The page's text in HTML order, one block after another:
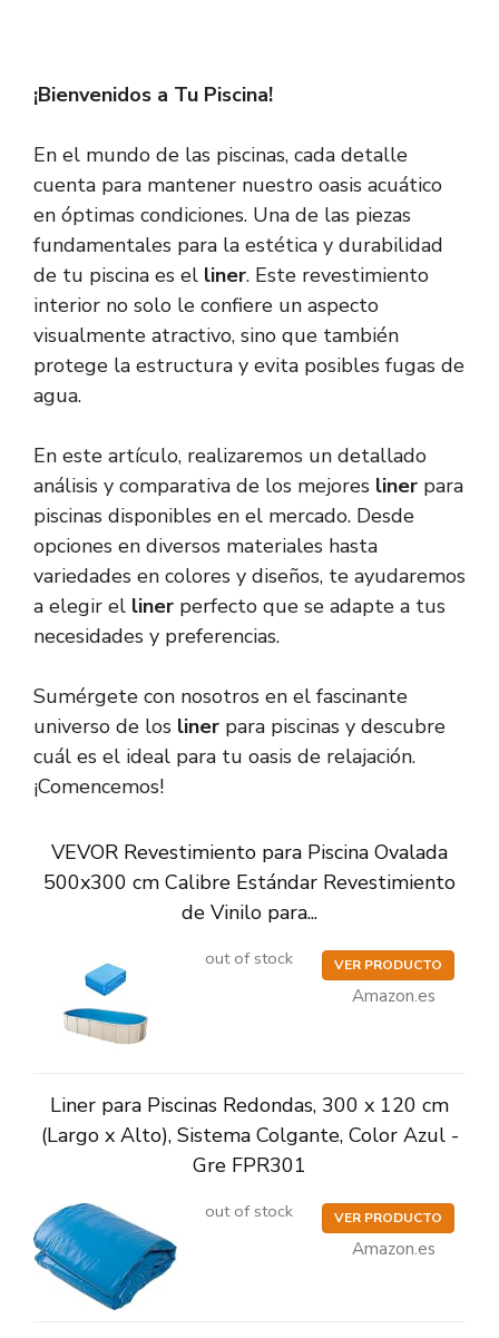
¡Bienvenidos a Tu Piscina!
En el mundo de las piscinas, cada detalle
cuenta para mantener nuestro oasis acuático
en óptimas condiciones. Una de las piezas
fundamentales para la estética y durabilidad
de tu piscina es el liner. Este revestimiento
interior no solo le confiere un aspecto
visualmente atractivo, sino que también
protege la estructura y evita posibles fugas de
agua.
En este artículo, realizaremos un detallado
análisis y comparativa de los mejores liner para
piscinas disponibles en el mercado. Desde
opciones en diversos materiales hasta
variedades en colores y diseños, te ayudaremos
a elegir el liner perfecto que se adapte a tus
necesidades y preferencias.
Sumérgete con nosotros en el fascinante
universo de los liner para piscinas y descubre
cuál es el ideal para tu oasis de relajación.
¡Comencemos!
VEVOR Revestimiento para Piscina Ovalada
500x300 cm Calibre Estándar Revestimiento
de Vinilo para...
out of stock VER PRODUCTO
Amazon.es
Liner para Piscinas Redondas, 300 x 120 cm
(Largo x Alto), Sistema Colgante, Color Azul -
Gre FPR301
out of stock VER PRODUCTO
Amazon.es